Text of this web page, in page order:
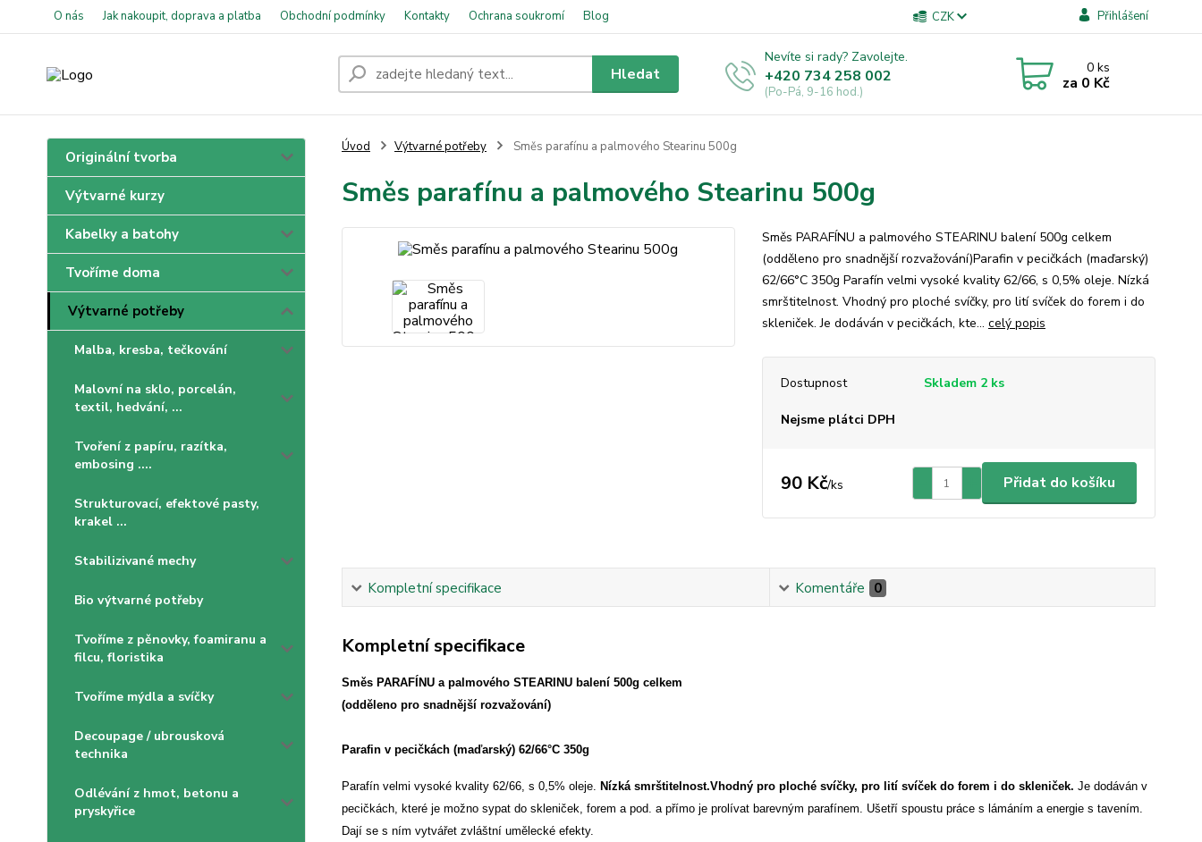
O nás Jak nakoupit, doprava a platba Obchodní podmínky Kontakty Ochrana soukromí Blog CZK Přihlášení
Hledat
Nevíte si rady? Zavolejte.
+420 734 258 002
(Po-Pá, 9-16 hod.)
0ks
za 0 Kč
Originální tvorba
Výtvarné kurzy
Kabelky a batohy
Tvoříme doma
Výtvarné potřeby
Malba, kresba, tečkování
Malovní na sklo, porcelán,
textil, hedvání, ...
Tvoření z papíru, razítka,
embosing ....
Strukturovací, efektové pasty,
krakel ...
Stabilizivané mechy
Bio výtvarné potřeby
Tvoříme z pěnovky, foamiranu a
filcu, floristika
Tvoříme mýdla a svíčky
Decoupage / ubrousková
technika
Odlévání z hmot, betonu a
pryskyřice
Úvod Výtvarné potřeby Směs parafínu a palmového Stearinu 500g
Směs parafínu a palmového Stearinu 500g
Směs PARAFÍNU a palmového STEARINU balení 500g celkem
(odděleno pro snadnější rozvažování)Parafin v pecičkách (maďarský)
62/66°C 350g Parafín velmi vysoké kvality 62/66, s 0,5% oleje. Nízká
smrštitelnost. Vhodný pro ploché svíčky, pro lití svíček do forem i do
skleniček. Je dodáván v pecičkách, kte... celý popis
Dostupnost Skladem 2 ks
Nejsme plátci DPH
90 Kč/ks Přidat do košíku
Kompletní specifikace Komentáře 0
Kompletní specifikace
Směs PARAFÍNU a palmového STEARINU balení 500g celkem
(odděleno pro snadnější rozvažování)
Parafin v pecičkách (maďarský) 62/66°C 350g
Parafín velmi vysoké kvality 62/66, s 0,5% oleje. Nízká smrštitelnost.Vhodný pro ploché svíčky, pro lití svíček do forem i do skleniček. Je dodáván v
pecičkách, které je možno sypat do skleniček, forem a pod. a přímo je prolívat barevným parafínem. Ušetří spoustu práce s lámáním a energie s tavením.
Dají se s ním vytvářet zvláštní umělecké efekty.